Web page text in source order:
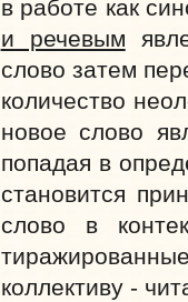
в работе как
и речевым
слово затем
количество
новое слово
попадая в
становится
слово в
коллективу -